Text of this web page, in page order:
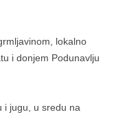
lokalno
i donjem Podunavlju
i jugu, u sredu na